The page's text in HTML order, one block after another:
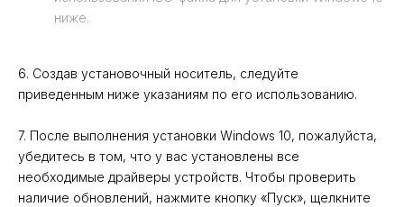
ниже.
6. Создав установочный носитель, следуйте
приведенным ниже указаниям по его использованию.
7. После выполнения установки Windows 10, пожалуйста,
убедитесь в том, что у вас установлены все
необходимые драйверы устройств. Чтобы проверить
наличие обновлений, нажмите кнопку «Пуск», щелкните